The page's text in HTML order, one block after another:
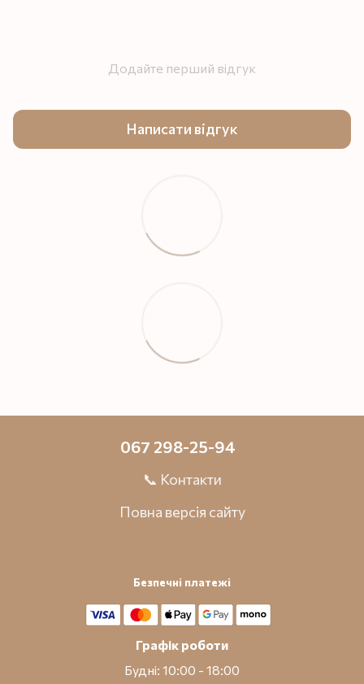
Додайте перший відгук
Написати відгук
067 298-25-94
📞 Контакти
Повна версія сайту
Безпечні платежі
Графік роботи
Будні: 10:00 - 18:00